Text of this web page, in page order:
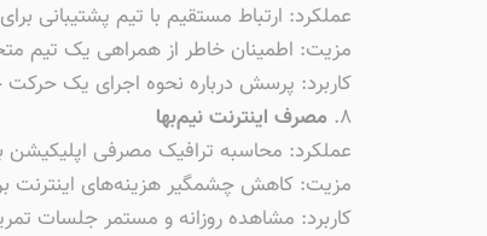
عملکرد: ارتباط مستقیم با تیم پشتیبانی
مزیت: اطمینان خاطر از همراهی یک تیم
کاربرد: پرسش درباره نحوه اجرای یک
۸. مصرف اینترنت نیم‌بها
عملکرد: محاسبه ترافیک مصرفی اپلیکیشن
مزیت: کاهش چشمگیر هزینه‌های اینترنت
کاربرد: مشاهده روزانه و مستمر جلسات